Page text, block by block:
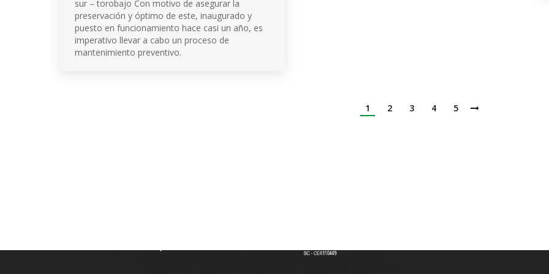
sur – torobajo Con motivo de asegurar la
preservación y óptimo de este, inaugurado y
puesto en funcionamiento hace casi un año, es
imperativo llevar a cabo un proceso de
mantenimiento preventivo.
1 2 3 4 5